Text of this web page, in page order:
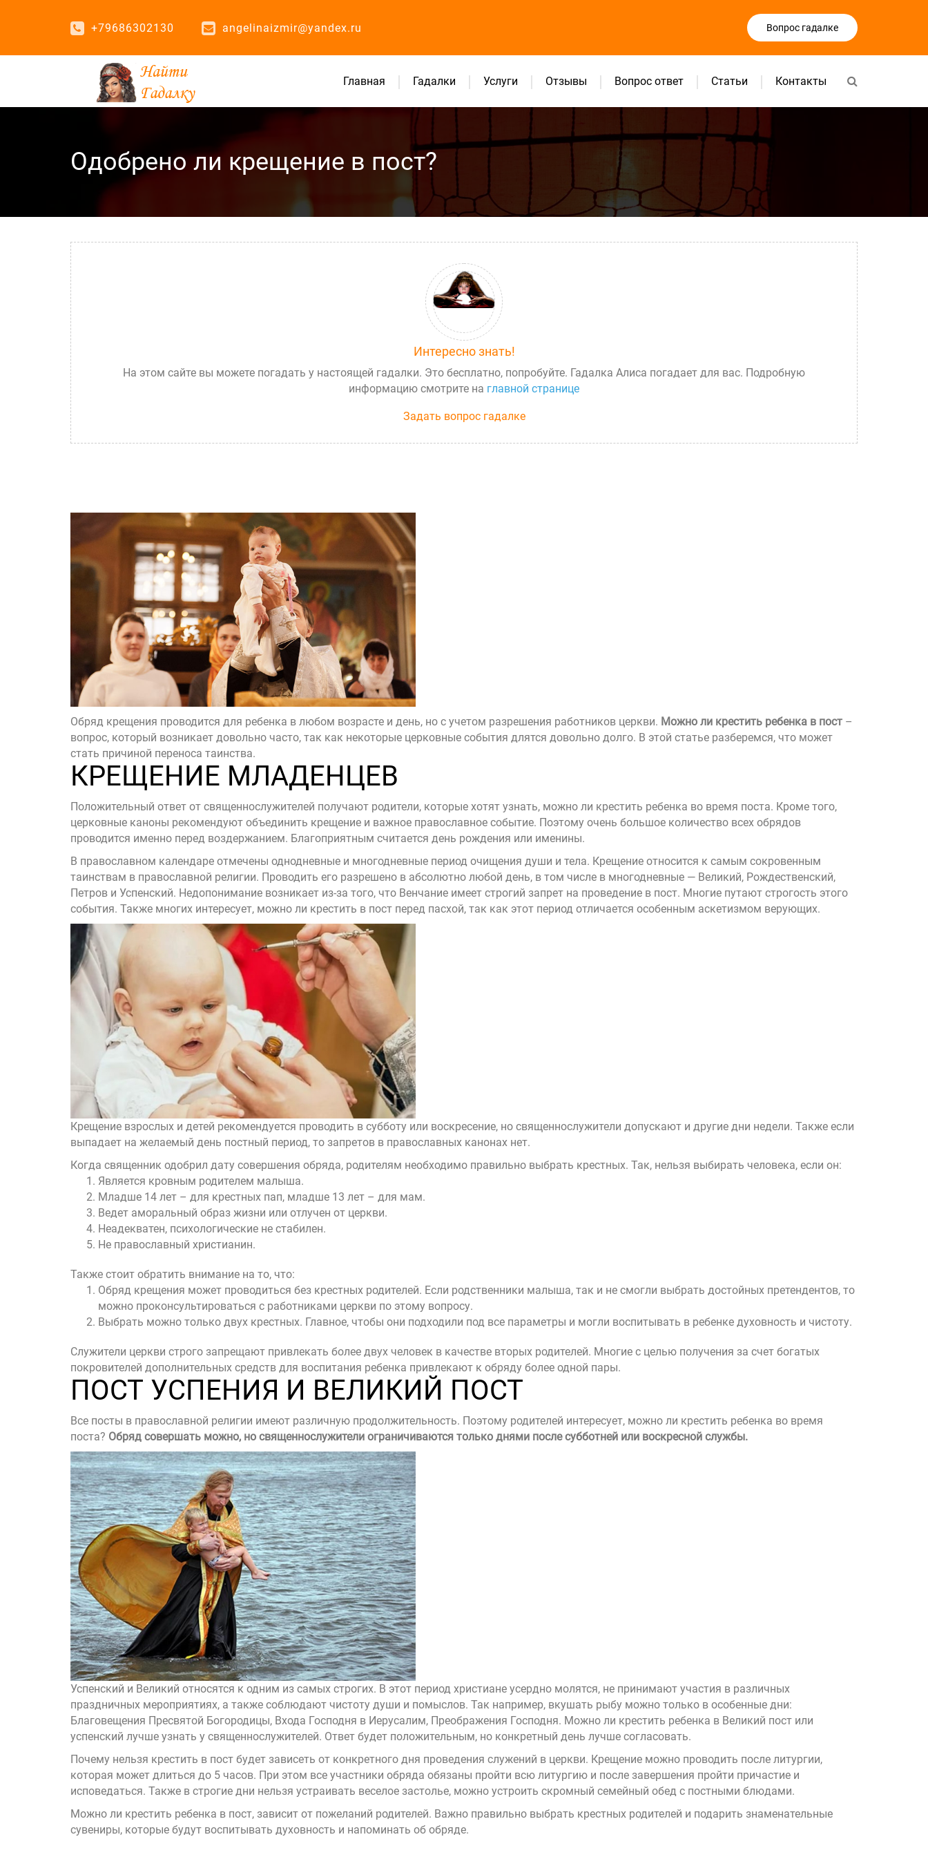
+79686302130 angelinaizmir@yandex.ru Вопрос гадалке
Главная Гадалки Услуги Отзывы Вопрос ответ Статьи Контакты
Одобрено ли крещение в пост?
Интересно знать!
На этом сайте вы можете погадать у настоящей гадалки. Это бесплатно, попробуйте. Гадалка Алиса погадает для вас. Подробную
информацию смотрите на главной странице
Задать вопрос гадалке
Обряд крещения проводится для ребенка в любом возрасте и день, но с учетом разрешения работников церкви. Можно ли крестить ребенка в пост –
вопрос, который возникает довольно часто, так как некоторые церковные события длятся довольно долго. В этой статье разберемся, что может
стать причиной переноса таинства.
КРЕЩЕНИЕ МЛАДЕНЦЕВ
Положительный ответ от священнослужителей получают родители, которые хотят узнать, можно ли крестить ребенка во время поста. Кроме того,
церковные каноны рекомендуют объединить крещение и важное православное событие. Поэтому очень большое количество всех обрядов
проводится именно перед воздержанием. Благоприятным считается день рождения или именины.
В православном календаре отмечены однодневные и многодневные период очищения души и тела. Крещение относится к самым сокровенным
таинствам в православной религии. Проводить его разрешено в абсолютно любой день, в том числе в многодневные — Великий, Рождественский,
Петров и Успенский. Недопонимание возникает из-за того, что Венчание имеет строгий запрет на проведение в пост. Многие путают строгость этого
события. Также многих интересует, можно ли крестить в пост перед пасхой, так как этот период отличается особенным аскетизмом верующих.
Крещение взрослых и детей рекомендуется проводить в субботу или воскресение, но священнослужители допускают и другие дни недели. Также если
выпадает на желаемый день постный период, то запретов в православных канонах нет.
Когда священник одобрил дату совершения обряда, родителям необходимо правильно выбрать крестных. Так, нельзя выбирать человека, если он:
Является кровным родителем малыша.
Младше 14 лет – для крестных пап, младше 13 лет – для мам.
Ведет аморальный образ жизни или отлучен от церкви.
Неадекватен, психологические не стабилен.
Не православный христианин.
Также стоит обратить внимание на то, что:
Обряд крещения может проводиться без крестных родителей. Если родственники малыша, так и не смогли выбрать достойных претендентов, то
можно проконсультироваться с работниками церкви по этому вопросу.
Выбрать можно только двух крестных. Главное, чтобы они подходили под все параметры и могли воспитывать в ребенке духовность и чистоту.
Служители церкви строго запрещают привлекать более двух человек в качестве вторых родителей. Многие с целью получения за счет богатых
покровителей дополнительных средств для воспитания ребенка привлекают к обряду более одной пары.
ПОСТ УСПЕНИЯ И ВЕЛИКИЙ ПОСТ
Все посты в православной религии имеют различную продолжительность. Поэтому родителей интересует, можно ли крестить ребенка во время
поста? Обряд совершать можно, но священнослужители ограничиваются только днями после субботней или воскресной службы.
Успенский и Великий относятся к одним из самых строгих. В этот период христиане усердно молятся, не принимают участия в различных
праздничных мероприятиях, а также соблюдают чистоту души и помыслов. Так например, вкушать рыбу можно только в особенные дни:
Благовещения Пресвятой Богородицы, Входа Господня в Иерусалим, Преображения Господня. Можно ли крестить ребенка в Великий пост или
успенский лучше узнать у священнослужителей. Ответ будет положительным, но конкретный день лучше согласовать.
Почему нельзя крестить в пост будет зависеть от конкретного дня проведения служений в церкви. Крещение можно проводить после литургии,
которая может длиться до 5 часов. При этом все участники обряда обязаны пройти всю литургию и после завершения пройти причастие и
исповедаться. Также в строгие дни нельзя устраивать веселое застолье, можно устроить скромный семейный обед с постными блюдами.
Можно ли крестить ребенка в пост, зависит от пожеланий родителей. Важно правильно выбрать крестных родителей и подарить знаменательные
сувениры, которые будут воспитывать духовность и напоминать об обряде.